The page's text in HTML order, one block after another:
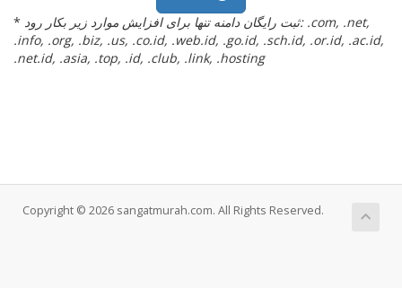
* ثبت رایگان دامنه تنها برای افزایش موارد زیر بکار رود: .com, .net,
.info, .org, .biz, .us, .co.id, .web.id, .go.id, .sch.id, .or.id, .ac.id,
.net.id, .asia, .top, .id, .club, .link, .hosting
Copyright © 2026 sangatmurah.com. All Rights Reserved.